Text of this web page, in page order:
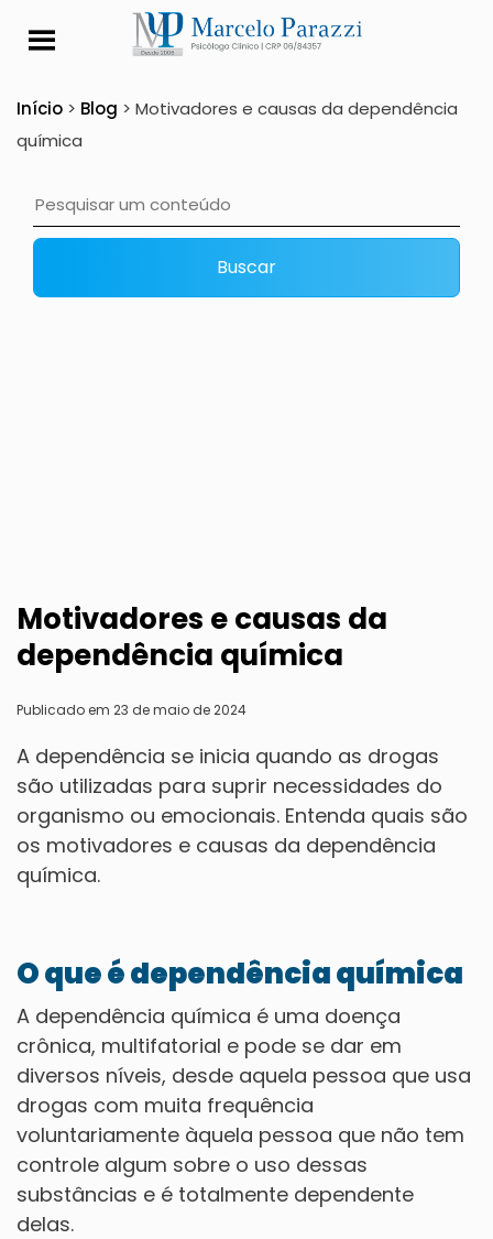
Motivadores e
Início > Blog > Motivadores e causas da dependência
química
Buscar
Motivadores e causas da
dependência química
Publicado em 23 de maio de 2024
A dependência se inicia quando as drogas
são utilizadas para suprir necessidades do
organismo ou emocionais. Entenda quais são
os motivadores e causas da dependência
química.
O que é dependência química
A dependência química é uma doença
crônica, multifatorial e pode se dar em
diversos níveis, desde aquela pessoa que usa
drogas com muita frequência
voluntariamente àquela pessoa que não tem
controle algum sobre o uso dessas
substâncias e é totalmente dependente
delas.